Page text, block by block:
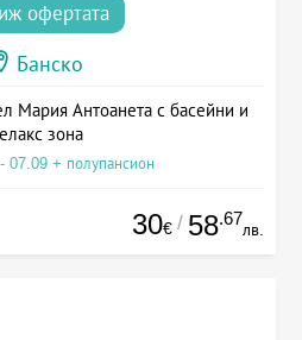
офертата
Банско
Мария Антоанета с басейни и
зона
07.09 + полупансион
30€ / 58.67
лв.